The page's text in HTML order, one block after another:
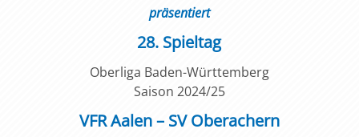
präsentiert
28. Spieltag
Oberliga Baden-Württemberg
Saison 2024/25
VFR Aalen – SV Oberachern